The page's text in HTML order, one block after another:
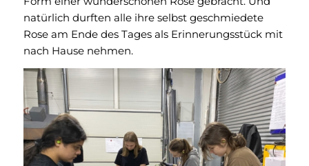
natürlich durften alle ihre selbst geschmiedete
Rose am Ende des Tages als Erinnerungsstück mit
nach Hause nehmen.